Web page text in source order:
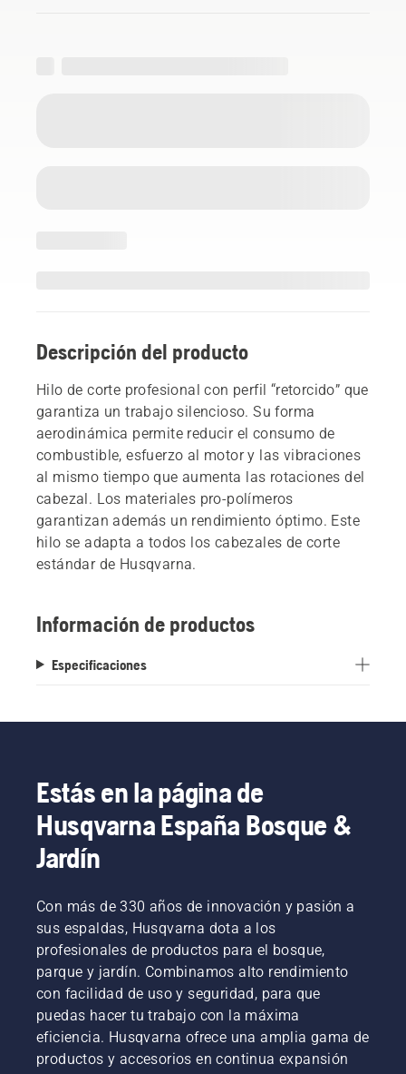
Descripción del producto
Hilo de corte profesional con perfil “retorcido” que
garantiza un trabajo silencioso. Su forma
aerodinámica permite reducir el consumo de
combustible, esfuerzo al motor y las vibraciones
al mismo tiempo que aumenta las rotaciones del
cabezal. Los materiales pro-polímeros
garantizan además un rendimiento óptimo. Este
hilo se adapta a todos los cabezales de corte
estándar de Husqvarna.
Información de productos
Especificaciones
Estás en la página de
Husqvarna España Bosque &
Jardín
Con más de 330 años de innovación y pasión a
sus espaldas, Husqvarna dota a los
profesionales de productos para el bosque,
parque y jardín. Combinamos alto rendimiento
con facilidad de uso y seguridad, para que
puedas hacer tu trabajo con la máxima
eficiencia. Husqvarna ofrece una amplia gama de
productos y accesorios en continua expansión